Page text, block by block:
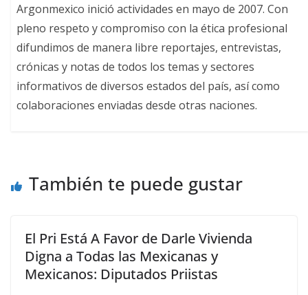
Argonmexico inició actividades en mayo de 2007. Con
pleno respeto y compromiso con la ética profesional
difundimos de manera libre reportajes, entrevistas,
crónicas y notas de todos los temas y sectores
informativos de diversos estados del país, así como
colaboraciones enviadas desde otras naciones.
También te puede gustar
El Pri Está A Favor de Darle Vivienda
Digna a Todas las Mexicanas y
Mexicanos: Diputados Priistas